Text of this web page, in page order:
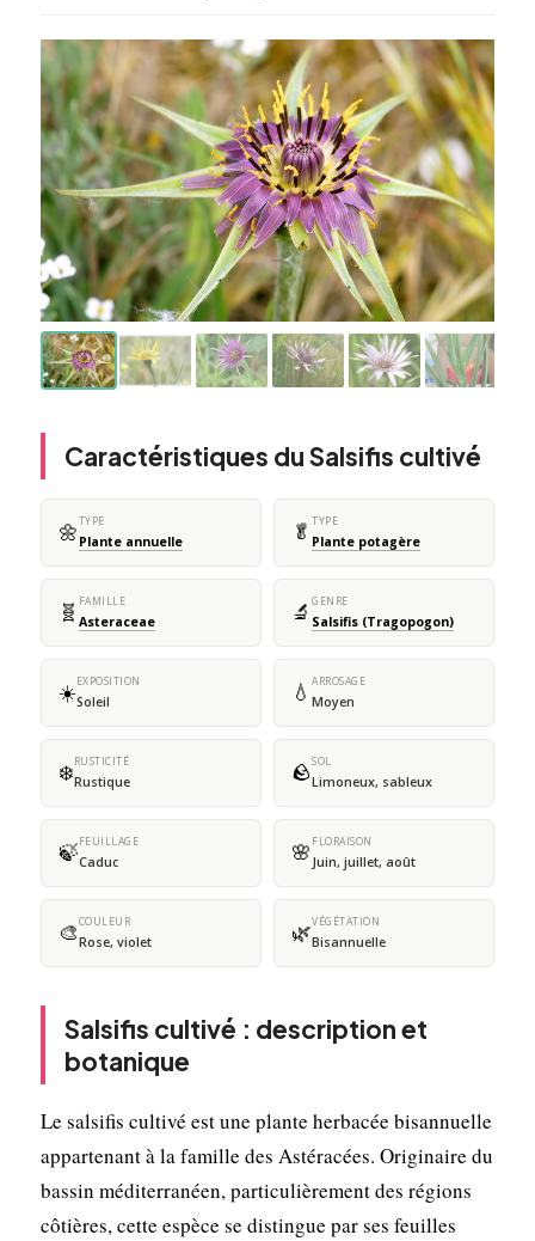
Caractéristiques du Salsifis cultivé
🌼TYPE
Plante annuelle 🥬 TYPE
Plante potagère
🧬 FAMILLE
Asteraceae 🔬 GENRE
Salsifis (Tragopogon)
☀️EXPOSITION
Soleil 💧 ARROSAGE
Moyen
❄️RUSTICITÉ
Rustique 🪨SOL
Limoneux, sableux
🍃FEUILLAGE
Caduc 🌸 FLORAISON
Juin, juillet, août
🎨COULEUR
Rose, violet 🌿VÉGÉTATION
Bisannuelle
Salsifis cultivé : description et
botanique
Le salsifis cultivé est une plante herbacée bisannuelle
appartenant à la famille des Astéracées. Originaire du
bassin méditerranéen, particulièrement des régions
côtières, cette espèce se distingue par ses feuilles